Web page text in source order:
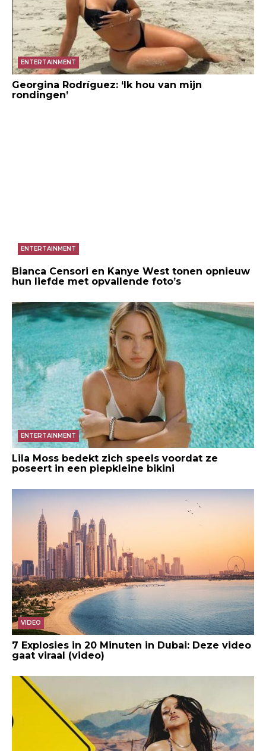
ENTERTAINMENT
Georgina Rodríguez: ‘Ik hou van mijn
rondingen’
ENTERTAINMENT
Bianca Censori en Kanye West tonen opnieuw
hun liefde met opvallende foto’s
ENTERTAINMENT
Lila Moss bedekt zich speels voordat ze
poseert in een piepkleine bikini
VIDEO
7 Explosies in 20 Minuten in Dubai: Deze video
gaat viraal (video)